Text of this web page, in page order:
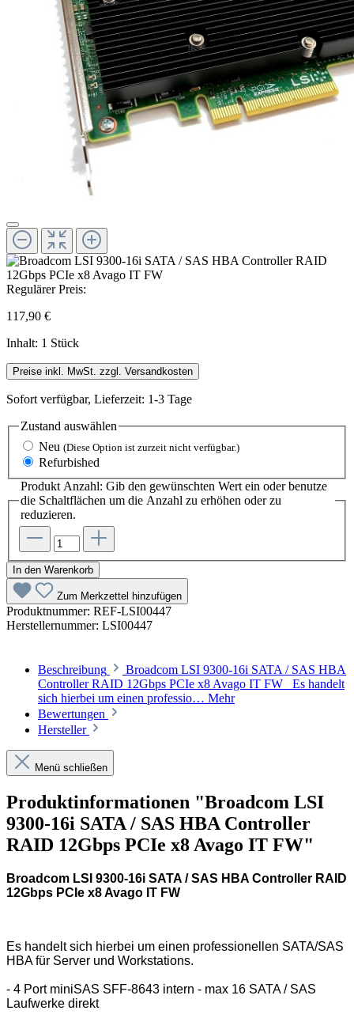
Regulärer Preis:
117,90 €
Inhalt: 1 Stück
Preise inkl. MwSt. zzgl. Versandkosten
Sofort verfügbar, Lieferzeit: 1-3 Tage
Zustand auswählen
Neu (Diese Option ist zurzeit nicht verfügbar.)
Refurbished
Produkt Anzahl: Gib den gewünschten Wert ein oder benutze
die Schaltflächen um die Anzahl zu erhöhen oder zu
reduzieren.
In den Warenkorb
Zum Merkzettel hinzufügen
Produktnummer: REF-LSI00447
Herstellernummer: LSI00447
Beschreibung
Broadcom LSI 9300-16i SATA / SAS HBA
Controller RAID 12Gbps PCIe x8 Avago IT FW Es handelt
sich hierbei um einen professio… Mehr
Bewertungen
Hersteller
Menü schließen
Produktinformationen "Broadcom LSI
9300-16i SATA / SAS HBA Controller
RAID 12Gbps PCIe x8 Avago IT FW"
Broadcom LSI 9300-16i SATA / SAS HBA Controller RAID
12Gbps PCIe x8 Avago IT FW
Es handelt sich hierbei um einen professionellen SATA/SAS
HBA für Server und Workstations.
- 4 Port miniSAS SFF-8643 intern - max 16 SATA / SAS
Laufwerke direkt